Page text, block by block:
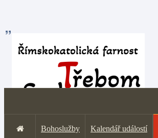
Bohoslužby Kalendář událostí